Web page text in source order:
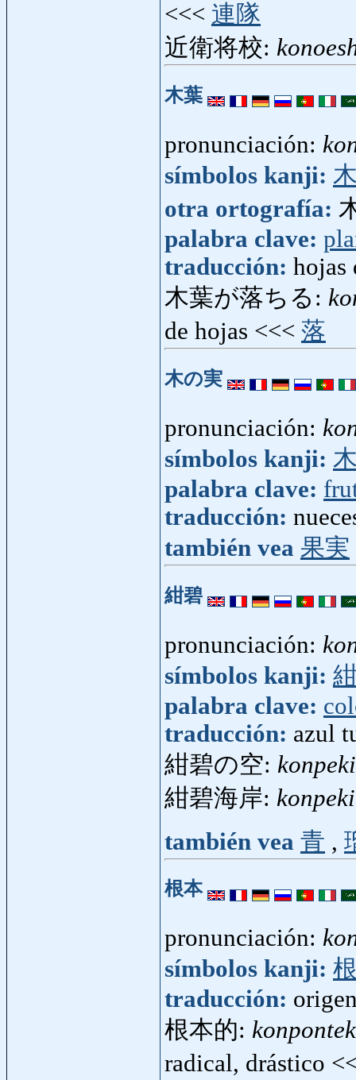
<<< 連隊
近衛将校:
木葉
pronunciación:
símbolos kanji:
otra ortografía:
palabra clave:
traducción: hojas
木葉が落ちる:
de hojas <<< 落
木の実
pronunciación:
símbolos kanji:
palabra clave:
traducción:
también vea 果実
紺碧
pronunciación:
símbolos kanji:
palabra clave:
traducción: azul
紺碧の空:
紺碧海岸:
también vea 青 ,
根本
pronunciación:
símbolos kanji:
traducción:
根本的:
radical, drástico